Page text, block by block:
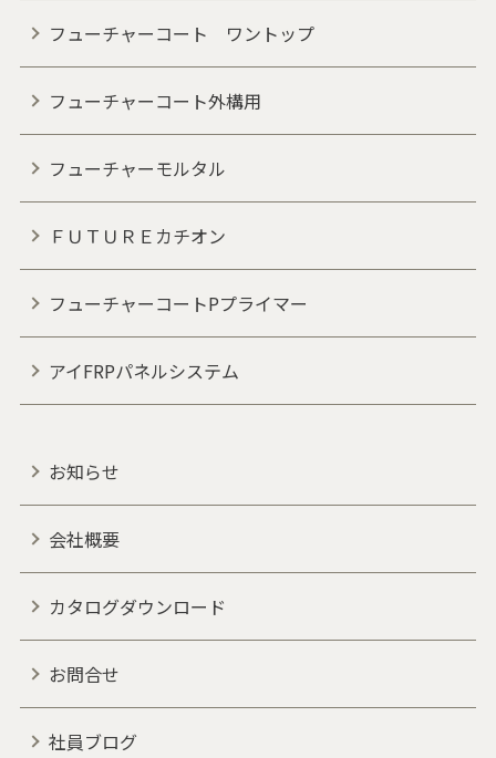
フューチャーコート ワントップ
フューチャーコート外構用
フューチャーモルタル
ＦＵＴＵＲＥカチオン
フューチャーコートPプライマー
アイFRPパネルシステム
お知らせ
会社概要
カタログダウンロード
お問合せ
社員ブログ